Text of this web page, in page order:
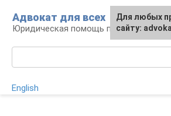
контенту
Адвокат для всех
Юридическая помощь по любому
English
Для любых
сайту: